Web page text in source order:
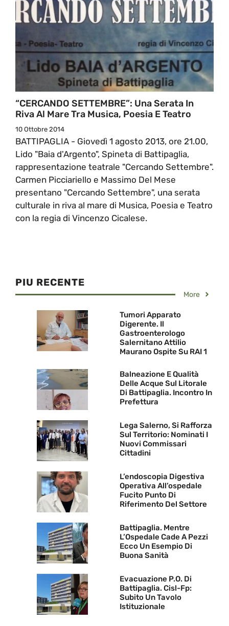
“CERCANDO SETTEMBRE”: Una Serata In
Riva Al Mare Tra Musica, Poesia E Teatro
10 Ottobre 2014
BATTIPAGLIA - Giovedì 1 agosto 2013, ore 21.00,
Lido "Baia d'Argento", Spineta di Battipaglia,
rappresentazione teatrale "Cercando Settembre".
Carmen Picciariello e Massimo Del Mese
presentano "Cercando Settembre", una serata
culturale in riva al mare di Musica, Poesia e Teatro
con la regia di Vincenzo Cicalese.
PIU RECENTE
More
Tumori Apparato
Digerente. Il
Gastroenterologo
Salernitano Attilio
Maurano Ospite Su RAI 1
Balneazione E Qualità
Delle Acque Sul Litorale
Di Battipaglia. Incontro In
Prefettura
Lega Salerno, Si Rafforza
Sul Territorio: Nominati I
Nuovi Commissari
Cittadini
L’endoscopia Digestiva
Operativa All’ospedale
Fucito Punto Di
Riferimento Del Settore
Battipaglia. Mentre
L’Ospedale Cade A Pezzi
Ecco Un Esempio Di
Buona Sanità
Evacuazione P.O. Di
Battipaglia. Cisl-Fp:
Subito Un Tavolo
Istituzionale